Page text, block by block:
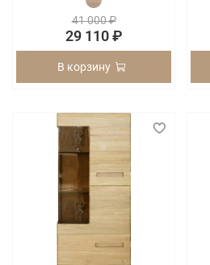
41 000 ₽
29 110 ₽
В корзину